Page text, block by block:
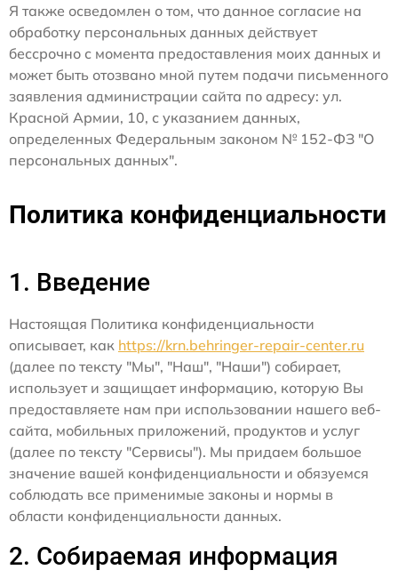
Я также осведомлен о том, что данное согласие на
обработку персональных данных действует
бессрочно с момента предоставления моих данных и
может быть отозвано мной путем подачи письменного
заявления администрации сайта по адресу: ул.
Красной Армии, 10, с указанием данных,
определенных Федеральным законом № 152-ФЗ "О
персональных данных".
Политика конфиденциальности
1. Введение
Настоящая Политика конфиденциальности
описывает, как https://krn.behringer-repair-center.ru
(далее по тексту "Мы", "Наш", "Наши") собирает,
использует и защищает информацию, которую Вы
предоставляете нам при использовании нашего веб-
сайта, мобильных приложений, продуктов и услуг
(далее по тексту "Сервисы"). Мы придаем большое
значение вашей конфиденциальности и обязуемся
соблюдать все применимые законы и нормы в
области конфиденциальности данных.
2. Собираемая информация